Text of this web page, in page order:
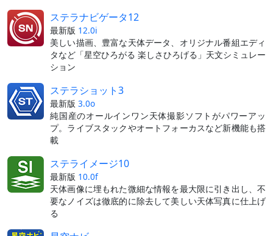
ステラナビゲータ12
最新版 12.0i
美しい描画、豊富な天体データ、オリジナル番組エディ
タなど「星空ひろがる 楽しさひろげる」天文シミュレー
ション
ステラショット3
最新版 3.0o
純国産のオールインワン天体撮影ソフトがパワーアッ
プ。ライブスタックやオートフォーカスなど新機能も搭
載
ステライメージ10
最新版 10.0f
天体画像に埋もれた微細な情報を最大限に引き出し、不
要なノイズは徹底的に除去して美しい天体写真に仕上げ
る